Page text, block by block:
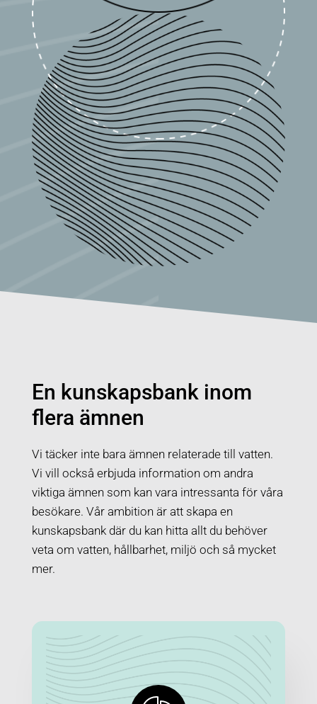
En kunskapsbank inom
flera ämnen
Vi täcker inte bara ämnen relaterade till vatten.
Vi vill också erbjuda information om andra
viktiga ämnen som kan vara intressanta för våra
besökare. Vår ambition är att skapa en
kunskapsbank där du kan hitta allt du behöver
veta om vatten, hållbarhet, miljö och så mycket
mer.